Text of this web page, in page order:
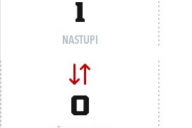
1
NASTUPI
0